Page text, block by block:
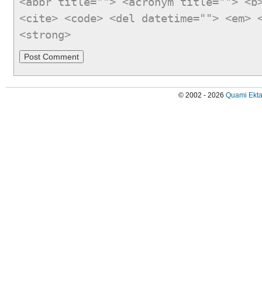
<cite> <code> <del datetime="">
<strong>
© 2002 - 2026 Quami